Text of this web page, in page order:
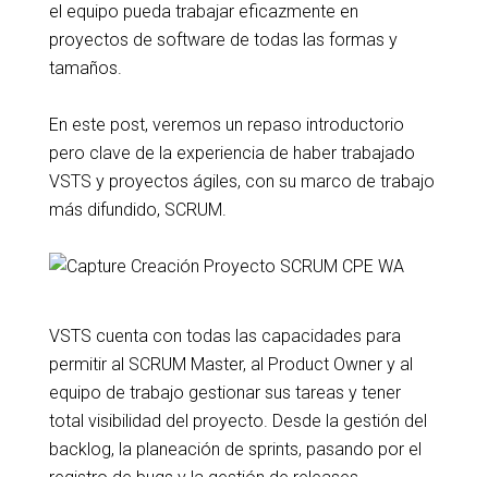
el equipo pueda trabajar eficazmente en
proyectos de software de todas las formas y
tamaños.
En este post, veremos un repaso introductorio
pero clave de la experiencia de haber trabajado
VSTS y proyectos ágiles, con su marco de trabajo
más difundido, SCRUM.
VSTS cuenta con todas las capacidades para
permitir al SCRUM Master, al Product Owner y al
equipo de trabajo gestionar sus tareas y tener
total visibilidad del proyecto. Desde la gestión del
backlog, la planeación de sprints, pasando por el